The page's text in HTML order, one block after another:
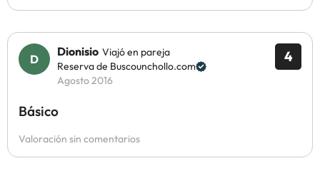
4
Dionisio Viajó en pareja
Reserva de Buscounchollo.com
Agosto 2016
Básico
Valoración sin comentarios